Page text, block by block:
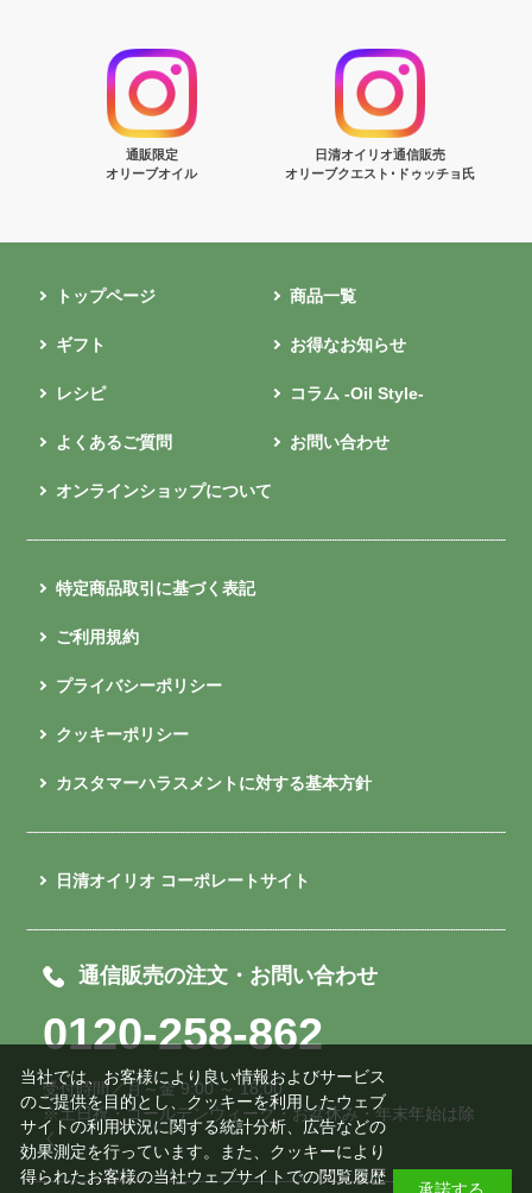
通販限定
オリーブオイル
日清オイリオ通信販売
オリーブクエスト･ドゥッチョ氏
トップページ 商品一覧
ギフト お得なお知らせ
レシピ コラム -Oil Style-
よくあるご質問 お問い合わせ
オンラインショップについて
特定商品取引に基づく表記
ご利用規約
プライバシーポリシー
クッキーポリシー
カスタマーハラスメントに対する基本方針
日清オイリオ コーポレートサイト
通信販売の注文・お問い合わせ
0120-258-862
受付時間／月～金 9:00 ～ 18:00
※土日祝・ゴールデンウィーク・お盆休み・年末年始は除
く
当社では、お客様により良い情報およびサービス
のご提供を目的とし、クッキーを利用したウェブ
サイトの利用状況に関する統計分析、広告などの
効果測定を行っています。また、クッキーにより
得られたお客様の当社ウェブサイトでの閲覧履歴
承諾する